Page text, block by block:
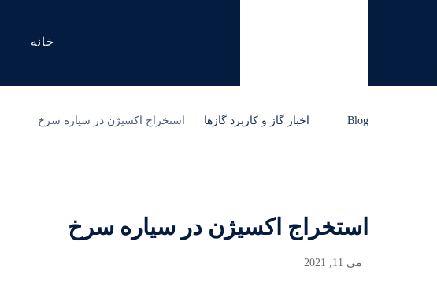
خانه
Blog اخبار گاز و کاربرد گازها استخراج اکسیژن در سیاره سرخ
استخراج اکسیژن در سیاره سرخ
می 11, 2021